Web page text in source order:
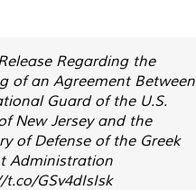
Regarding the
of an Agreement Between
Guard of the U.S.
New Jersey and the
of Defense of the Greek
Administration
GSv4dIsIsk